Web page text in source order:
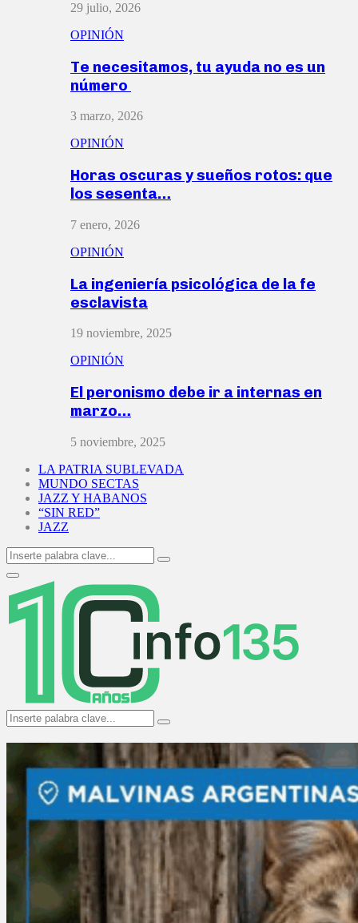
29 julio, 2026
OPINIÓN
Te necesitamos, tu ayuda no es un
número
3 marzo, 2026
OPINIÓN
Horas oscuras y sueños rotos: que
los sesenta…
7 enero, 2026
OPINIÓN
La ingeniería psicológica de la fe
esclavista
19 noviembre, 2025
OPINIÓN
El peronismo debe ir a internas en
marzo…
5 noviembre, 2025
LA PATRIA SUBLEVADA
MUNDO SECTAS
JAZZ Y HABANOS
“SIN RED”
JAZZ
Search
for:
Search
Primary
Menu
Search
for:
Search